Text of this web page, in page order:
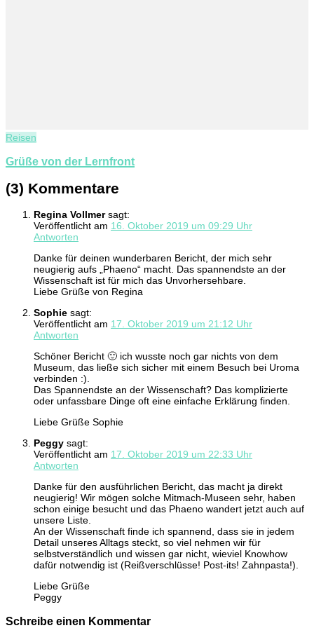
Reisen
Grüße von der Lernfront
(3) Kommentare
Regina Vollmer sagt:
Veröffentlicht am 16. Oktober 2019 um 09:29 Uhr
Antworten
Danke für deinen wunderbaren Bericht, der mich sehr
neugierig aufs „Phaeno“ macht. Das spannendste an der
Wissenschaft ist für mich das Unvorhersehbare.
Liebe Grüße von Regina
Sophie sagt:
Veröffentlicht am 17. Oktober 2019 um 21:12 Uhr
Antworten
Schöner Bericht 🙂 ich wusste noch gar nichts von dem
Museum, das ließe sich sicher mit einem Besuch bei Uroma
verbinden :).
Das Spannendste an der Wissenschaft? Das komplizierte
oder unfassbare Dinge oft eine einfache Erklärung finden.
Liebe Grüße Sophie
Peggy sagt:
Veröffentlicht am 17. Oktober 2019 um 22:33 Uhr
Antworten
Danke für den ausführlichen Bericht, das macht ja direkt
neugierig! Wir mögen solche Mitmach-Museen sehr, haben
schon einige besucht und das Phaeno wandert jetzt auch auf
unsere Liste.
An der Wissenschaft finde ich spannend, dass sie in jedem
Detail unseres Alltags steckt, so viel nehmen wir für
selbstverständlich und wissen gar nicht, wieviel Knowhow
dafür notwendig ist (Reißverschlüsse! Post-its! Zahnpasta!).
Liebe Grüße
Peggy
Schreibe einen Kommentar